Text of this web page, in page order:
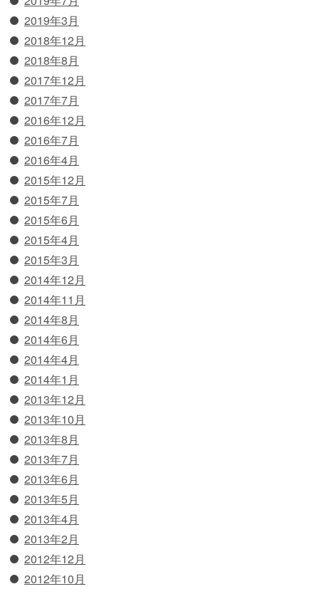
2019年3月
2018年12月
2018年8月
2017年12月
2017年7月
2016年12月
2016年7月
2016年4月
2015年12月
2015年7月
2015年6月
2015年4月
2015年3月
2014年12月
2014年11月
2014年8月
2014年6月
2014年4月
2014年1月
2013年12月
2013年10月
2013年8月
2013年7月
2013年6月
2013年5月
2013年4月
2013年2月
2012年12月
2012年10月